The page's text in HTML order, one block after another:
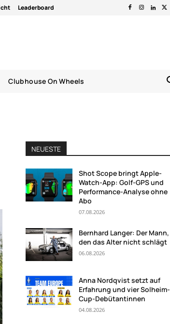
Leaderboard
Clubhouse On Wheels
NEUESTE
Shot Scope bringt Apple-
Watch-App: Golf-GPS und
Performance-Analyse ohne
Abo
07.08.2026
Bernhard Langer: Der Mann,
den das Alter nicht schlägt
06.08.2026
Anna Nordqvist setzt auf
Erfahrung und vier Solheim-
Cup-Debütantinnen
04.08.2026